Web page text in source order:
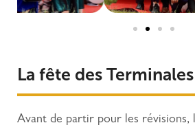
La fête des Terminales
Avant de partir pour les révisions,